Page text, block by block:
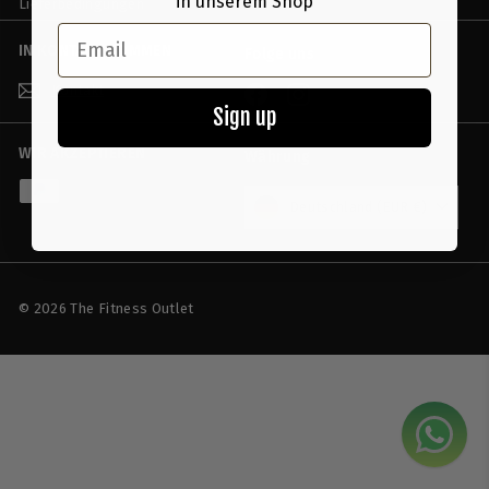
Lieferbedingungen
IN KONTAKT KOMMEN
Kontakt FacebookInstagram
WIR AKZEPTIEREN
© 2026 The Fitness Outlet
Email
Sign up